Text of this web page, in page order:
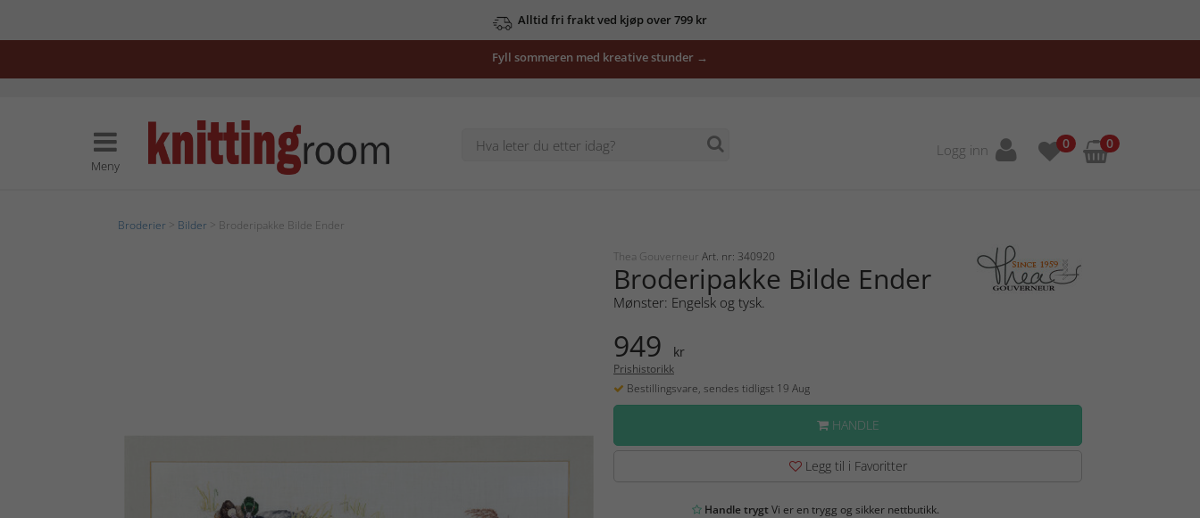
Alltid fri frakt ved kjøp over 799 kr
Fyll sommeren med kreative stunder →
Meny
Logg inn 0 0
Broderier Bilder > Broderipakke Bilde Ender
Thea Gouverneur Art. nr: 340920
Broderipakke Bilde Ender
Mønster: Engelsk og tysk.
949 kr
Prishistorikk
Bestillingsvare, sendes tidligst 19 Aug
HANDLE
Legg til i Favoritter
Handle trygtVi er en trygg og sikker nettbutikk.